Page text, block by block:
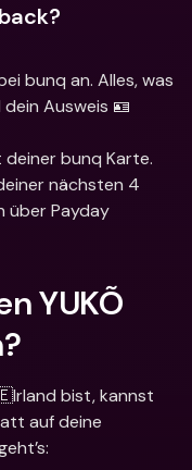
bunq an. Alles, was
Ausweis 🪪
deiner bunq Karte.
nächsten 4
über Payday
YUKÕ
bist, kannst
auf deine